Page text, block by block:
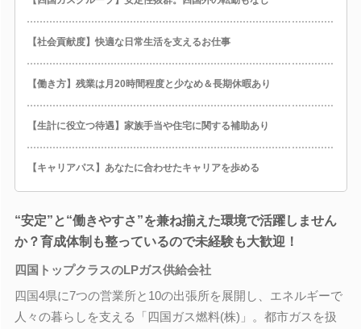
【社会貢献度】快適な日常生活を支えるお仕事
【働き方】残業は月20時間程度と少なめ＆長期休暇あり
【生計に役立つ待遇】家族手当や住宅に関する補助あり
【キャリアパス】あなたに合わせたキャリアを歩める
“安定”と“働きやすさ”を兼ね揃えた環境で活躍しません
か？育成体制も整っているので未経験も大歓迎！
四国トップクラスのLPガス供給会社
四国4県に7つの営業所と10の出張所を展開し、エネルギーで
人々の暮らしを支える「四国ガス燃料(株)」。都市ガスを扱